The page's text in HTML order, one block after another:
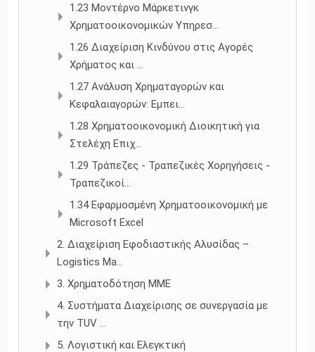
1.23 Μοντέρνο Μάρκετινγκ
Χρηματοοικονομικών Υπηρεσ...
1.26 Διαχείριση Κινδύνου στις Αγορές
Χρήματος και ...
1.27 Ανάλυση Χρηματαγορών και
Κεφαλαιαγορών: Εμπει...
1.28 Χρηματοοικονομική Διοικητική για
Στελέχη Επιχ...
1.29 Τράπεζες - Τραπεζικές Χορηγήσεις -
Τραπεζικοί...
1.34 Εφαρμοσμένη Χρηματοοικονομική με
Microsoft Excel
2. Διαχείριση Εφοδιαστικής Αλυσίδας –
Logistics Ma...
3. Χρηματοδότηση ΜΜΕ
4. Συστήματα Διαχείρισης σε συνεργασία με
την TUV ...
5. Λογιστική και Ελεγκτική